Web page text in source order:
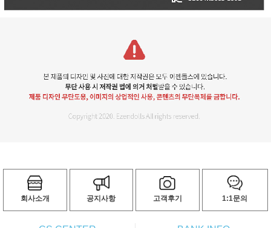
회사소개 공지사항 고객후기 1:1문의